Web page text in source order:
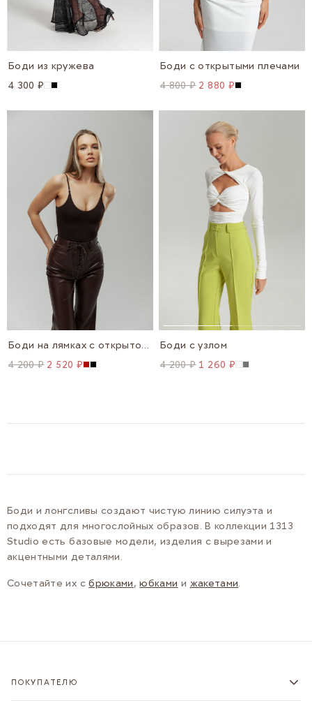
Боди из кружева
4 300 ₽
Боди с открытыми плечами
4 800 ₽ 2 880 ₽
Боди на лямках с открытой спиной
4 200 ₽ 2 520 ₽
Боди с узлом
4 200 ₽ 1 260 ₽
Боди и лонгсливы создают чистую линию силуэта и
подходят для многослойных образов. В коллекции 1313
Studio есть базовые модели, изделия с вырезами и
акцентными деталями.
Сочетайте их сбрюками,юбками и жакетами.
ПОКУПАТЕЛЮ